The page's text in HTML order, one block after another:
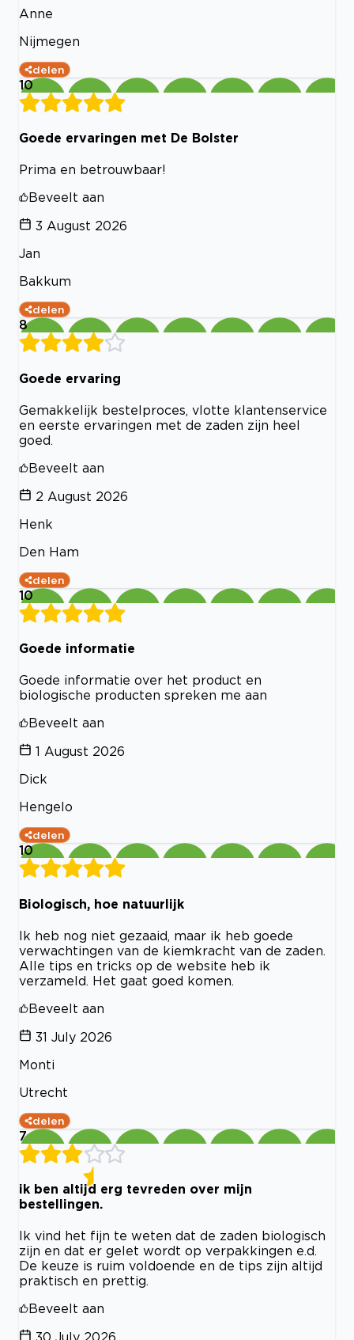
Anne
Nijmegen
delen
10
Goede ervaringen met De Bolster
Prima en betrouwbaar!
Beveelt aan
3 August 2026
Jan
Bakkum
delen
8
Goede ervaring
Gemakkelijk bestelproces, vlotte klantenservice
en eerste ervaringen met de zaden zijn heel
goed.
Beveelt aan
2 August 2026
Henk
Den Ham
delen
10
Goede informatie
Goede informatie over het product en
biologische producten spreken me aan
Beveelt aan
1 August 2026
Dick
Hengelo
delen
10
Biologisch, hoe natuurlijk
Ik heb nog niet gezaaid, maar ik heb goede
verwachtingen van de kiemkracht van de zaden.
Alle tips en tricks op de website heb ik
verzameld. Het gaat goed komen.
Beveelt aan
31 July 2026
Monti
Utrecht
delen
7
ik ben altijd erg tevreden over mijn
bestellingen.
Ik vind het fijn te weten dat de zaden biologisch
zijn en dat er gelet wordt op verpakkingen e.d.
De keuze is ruim voldoende en de tips zijn altijd
praktisch en prettig.
Beveelt aan